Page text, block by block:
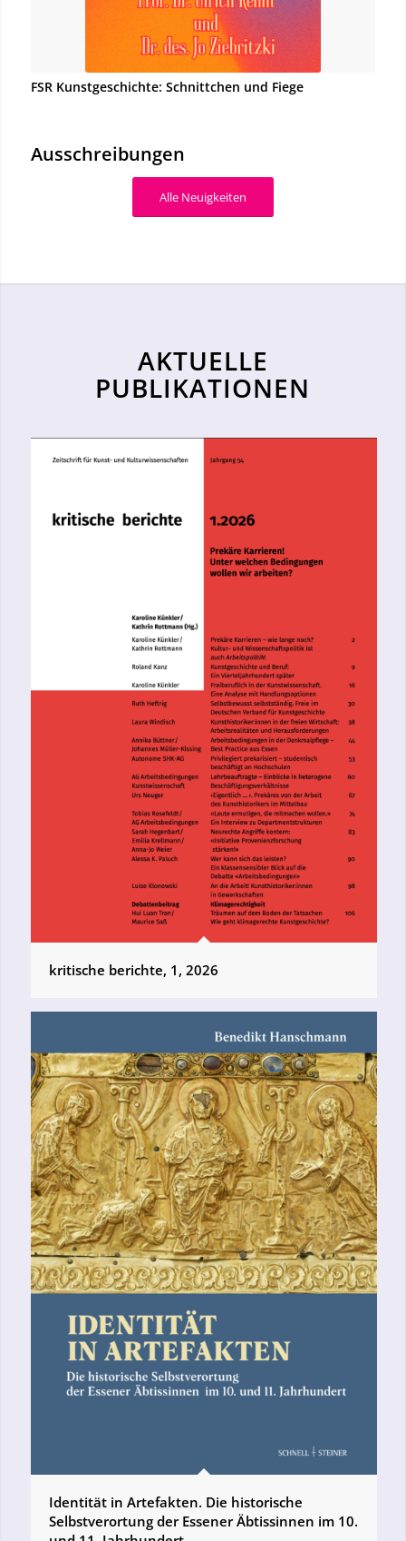
FSR Kunstgeschichte: Schnittchen und Fiege
Ausschreibungen
Alle Neuigkeiten
AKTUELLE
PUBLIKATIONEN
kritische berichte, 1, 2026
Identität in Artefakten. Die historische
Selbstverortung der Essener Äbtissinnen im 10.